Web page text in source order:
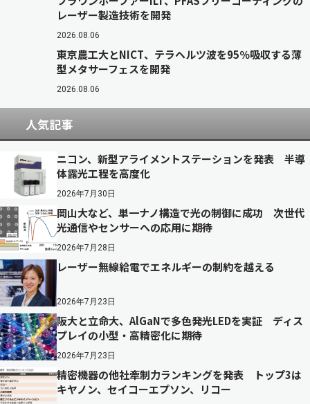
レーザー製造技術を開発
2026.08.06
東京農工大とNICT、テラヘルツ波を95％吸収する薄
型メタサーフェスを開発
2026.08.06
人気記事
ニコン、新型アライメントステーションを発表 半導
体露光工程を高度化
2026年7月30日
岡山大など、単一ナノ構造で光の制御に成功 次世代
光通信やセンサーへの応用に期待
2026年7月28日
レーザー無線給電でエネルギーの制約を越える
2026年7月23日
阪大と立命大、AlGaNで多色発光LEDを実証 ディス
プレイの小型・高精密化に期待
2026年7月23日
精密機器の他社牽制力ランキングを発表 トップ3は
キヤノン、セイコーエプソン、リコー